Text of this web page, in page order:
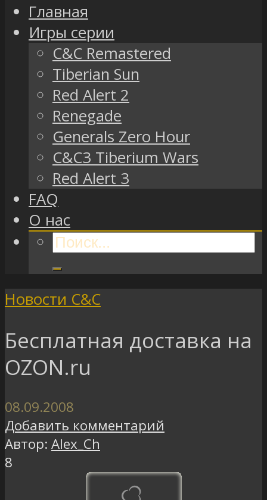
Главная
Игры серии
C&C Remastered
Tiberian Sun
Red Alert 2
Renegade
Generals Zero Hour
C&C3 Tiberium Wars
Red Alert 3
FAQ
О нас
Новости C&C
Бесплатная доставка на
OZON.ru
08.09.2008
Добавить комментарий
Автор: Alex_Ch
8